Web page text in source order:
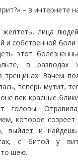
– в интернете
желтеть, лица
и собственной боли
этот
в разводах
трещинах. Зачем
теперь мутит,
век красные
головы.
которое
выйдет и
с битой у
шею.